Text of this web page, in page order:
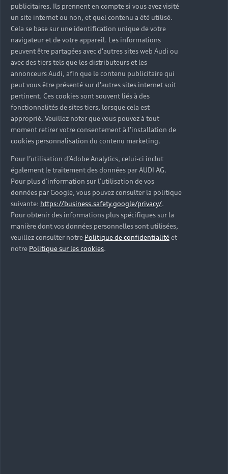
publicitaires. Ils prennent en compte si vous avez visité
un site internet ou non, et quel contenu a été utilisé.
Cela se base sur une identification unique de votre
navigateur et de votre appareil. Les informations
peuvent être partagées avec d'autres sites web Audi ou
avec des tiers tels que les distributeurs et les
annonceurs Audi, afin que le contenu publicitaire qui
peut vous être présenté sur d'autres sites internet soit
pertinent. Ces cookies sont souvent liés à des
fonctionnalités de sites tiers, lorsque cela est
approprié. Veuillez noter que vous pouvez à tout
moment retirer votre consentement à l'installation de
cookies personnalisation du contenu marketing.
Pour l’utilisation d’Adobe Analytics, celui-ci inclut
également le traitement des données par AUDI AG.
Pour plus d’information sur l’utilisation de vos
données par Google, vous pouvez consulter la politique
suivante: https://business.safety.google/privacy/.
Pour obtenir des informations plus spécifiques sur la
manière dont vos données personnelles sont utilisées,
veuillez consulter notre Politique de confidentialitéet
notre Politique sur les cookies.